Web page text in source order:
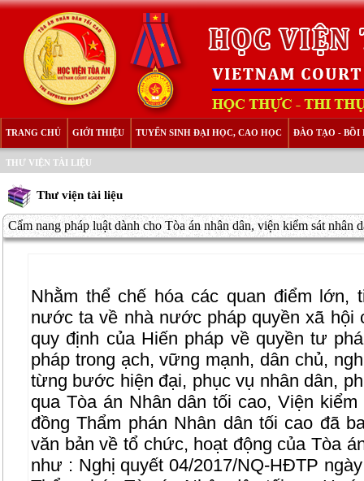
TRANG CHỦ GIỚI THIỆU TUYỂN SINH ĐẠI HỌC, CAO HỌC ĐÀO TẠO - BỒI
THƯ VIỆN TÀI LIỆU
Thư viện tài liệu
Cẩm nang pháp luật dành cho Tòa án nhân dân, viện kiểm sát nhân
Nhằm thể chế hóa các quan điểm lớn,
nước ta về nhà nước pháp quyền xã hội
quy định của Hiến pháp về quyền tư
pháp trong ạch, vững mạnh, dân chủ,
từng bước hiện đại, phục vụ nhân dân,
qua Tòa án Nhân dân tối cao, Viện
đồng Thẩm phán Nhân dân tối cao đã
văn bản về tổ chức, hoạt động của Tòa
như : Nghị quyết 04/2017/NQ-HĐTP